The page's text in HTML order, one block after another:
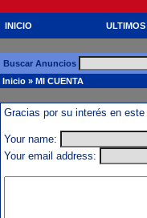
INICIO
Buscar Anuncios
Inicio » MI CUENTA
Gracias por su interés en
Your name:
Your email address: